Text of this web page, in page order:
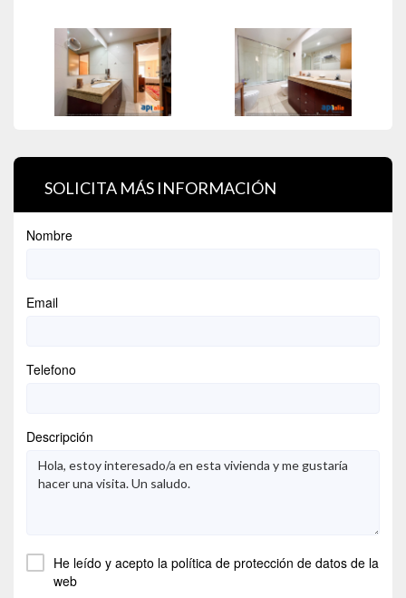
SOLICITA MÁS INFORMACIÓN
Nombre
Email
Telefono
Descripción
He leído y acepto la política de protección de datos de la
web